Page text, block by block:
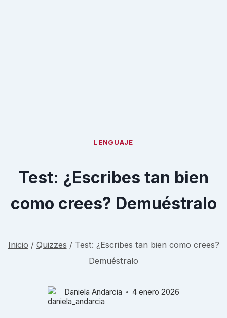
LENGUAJE
Test: ¿Escribes tan bien
como crees? Demuéstralo
Inicio / Quizzes / Test: ¿Escribes tan bien como crees?
Demuéstralo
Daniela Andarcia 4 enero 2026